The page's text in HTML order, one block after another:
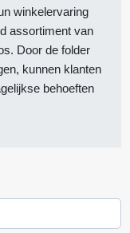
winkelervaring
assortiment van
Door de folder
kunnen klanten
behoeften